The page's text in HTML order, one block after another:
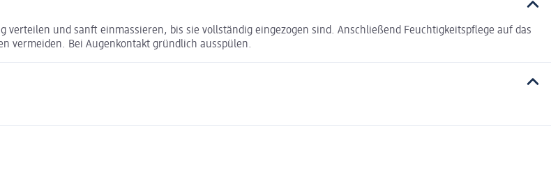
und sanft einmassieren, bis sie vollständig eingezogen sind. Anschließend Feuchtigkeitspflege auf das
vermeiden. Bei Augenkontakt gründlich ausspülen.